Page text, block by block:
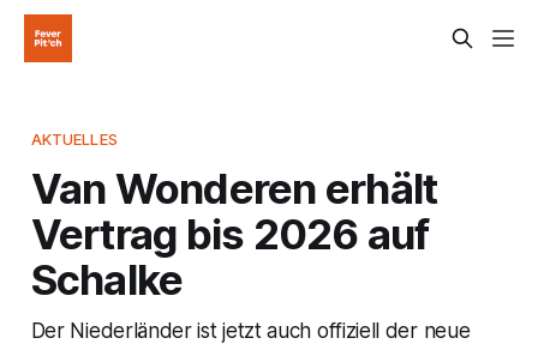
AKTUELLES
Van Wonderen erhält
Vertrag bis 2026 auf
Schalke
Der Niederländer ist jetzt auch offiziell der neue